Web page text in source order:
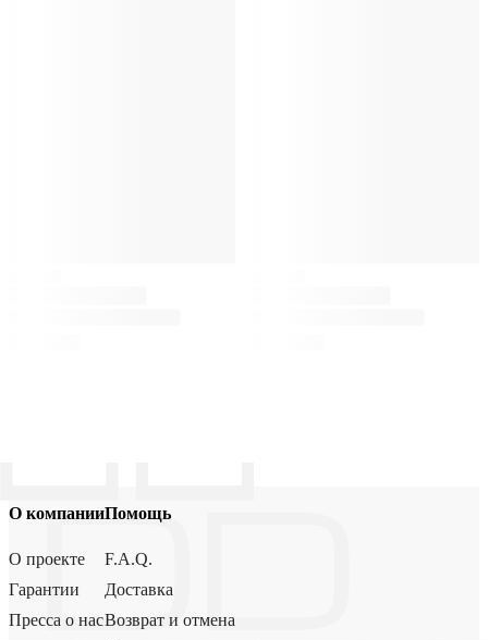
О компании
О проекте
Гарантии
Пресса о нас
Помощь
F.A.Q.
Доставка
Возврат и отмена